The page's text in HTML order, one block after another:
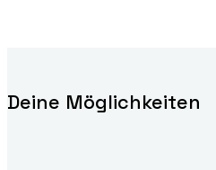
Deine Möglichkeiten